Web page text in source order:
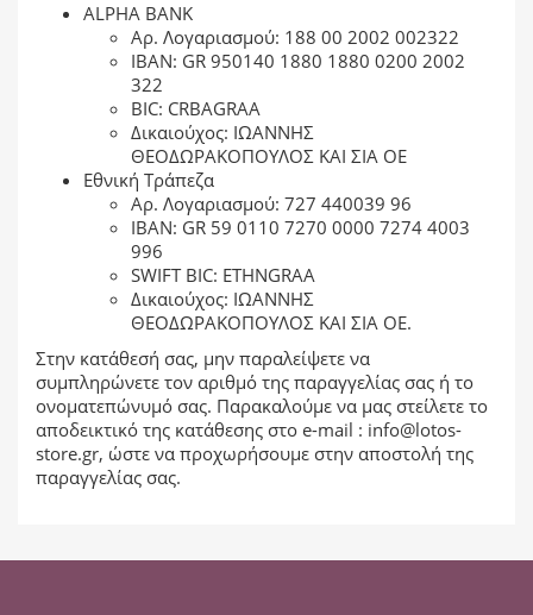
ALPHA BANK
Αρ. Λογαριασμού: 188 00 2002 002322
ΙΒΑΝ: GR 950140 1880 1880 0200 2002
322
BIC: CRBAGRAA
Δικαιούχος: ΙΩΑΝΝΗΣ
ΘΕΟΔΩΡΑΚΟΠΟΥΛΟΣ ΚΑΙ ΣΙΑ ΟΕ
Εθνική Τράπεζα
Αρ. Λογαριασμού: 727 440039 96
ΙΒΑΝ: GR 59 0110 7270 0000 7274 4003
996
SWIFT BIC: ETHNGRAA
Δικαιούχος: ΙΩΑΝΝΗΣ
ΘΕΟΔΩΡΑΚΟΠΟΥΛΟΣ ΚΑΙ ΣΙΑ ΟΕ.
Στην κατάθεσή σας, μην παραλείψετε να
συμπληρώνετε τον αριθμό της παραγγελίας σας ή το
ονοματεπώνυμό σας. Παρακαλούμε να μας στείλετε το
αποδεικτικό της κατάθεσης στο e-mail : info@lotos-
store.gr, ώστε να προχωρήσουμε στην αποστολή της
παραγγελίας σας.